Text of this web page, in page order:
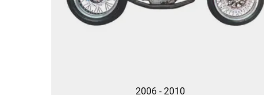
2006 - 2010